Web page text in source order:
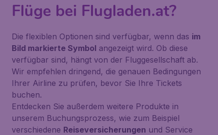
Flüge bei Flugladen.at?
Die flexiblen Optionen sind verfügbar, wenn das im
Bild markierte Symbol angezeigt wird. Ob diese
verfügbar sind, hängt von der Fluggesellschaft ab.
Wir empfehlen dringend, die genauen Bedingungen
Ihrer Airline zu prüfen, bevor Sie Ihre Tickets
buchen.
Entdecken Sie außerdem weitere Produkte in
unserem Buchungsprozess, wie zum Beispiel
verschiedene Reiseversicherungen und Service